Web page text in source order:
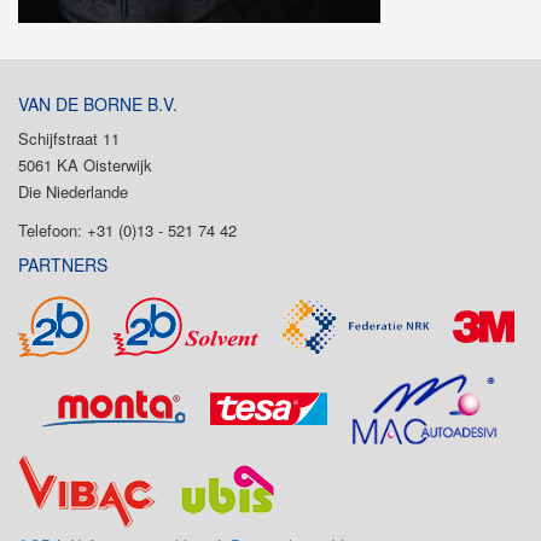
VAN DE BORNE B.V.
Schijfstraat 11
5061 KA Oisterwijk
Die Niederlande
Telefoon: +31 (0)13 - 521 74 42
PARTNERS